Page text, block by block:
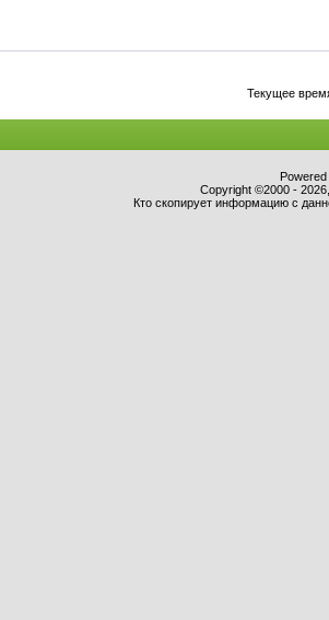
Текущее
Copyright ©2000 -
Кто скопирует информацию с